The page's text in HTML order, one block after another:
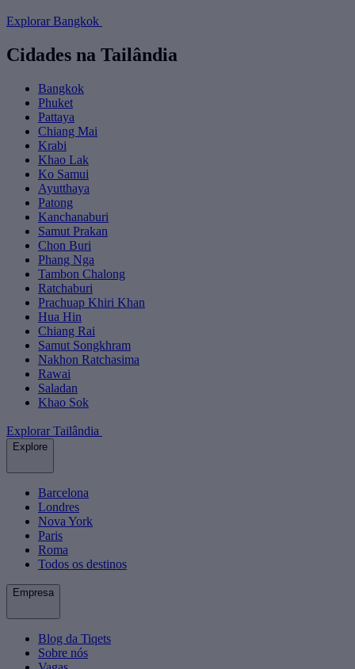
Explorar Bangkok
Cidades na Tailândia
Bangkok
Phuket
Pattaya
Chiang Mai
Krabi
Khao Lak
Ko Samui
Ayutthaya
Patong
Kanchanaburi
Samut Prakan
Chon Buri
Phang Nga
Tambon Chalong
Ratchaburi
Prachuap Khiri Khan
Hua Hin
Chiang Rai
Samut Songkhram
Nakhon Ratchasima
Rawai
Saladan
Khao Sok
Explorar Tailândia
Explore
Barcelona
Londres
Nova York
Paris
Roma
Todos os destinos
Empresa
Blog da Tiqets
Sobre nós